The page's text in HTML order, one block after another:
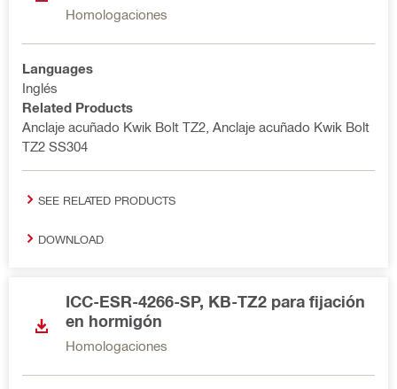
Homologaciones
Languages
Inglés
Related Products
Anclaje acuñado Kwik Bolt TZ2, Anclaje acuñado Kwik Bolt
TZ2 SS304
SEE RELATED PRODUCTS
DOWNLOAD
ICC-ESR-4266-SP, KB-TZ2 para fijación
en hormigón
Homologaciones